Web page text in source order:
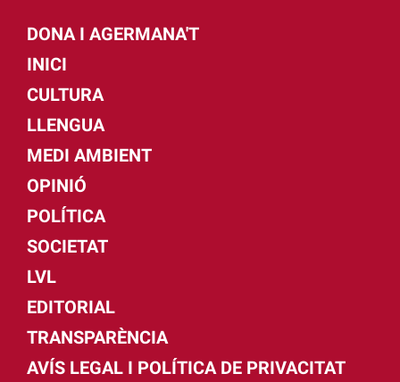
DONA I AGERMANA'T
INICI
CULTURA
LLENGUA
MEDI AMBIENT
OPINIÓ
POLÍTICA
SOCIETAT
LVL
EDITORIAL
TRANSPARÈNCIA
AVÍS LEGAL I POLÍTICA DE PRIVACITAT